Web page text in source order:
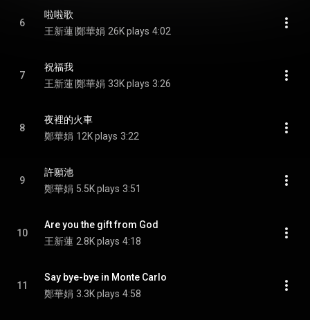
6
啦啦歌
王新蓮∣鄭華娟 26K plays 4:02
7
祝福我
王新蓮∣鄭華娟 33K plays 3:26
8
夜裡的火車
鄭華娟 12K plays 3:22
9
許願池
鄭華娟 5.5K plays 3:51
10
Are you the gift from God
王新蓮 2.8K plays 4:18
11
Say bye-bye in Monte Carlo
鄭華娟 3.3K plays 4:58